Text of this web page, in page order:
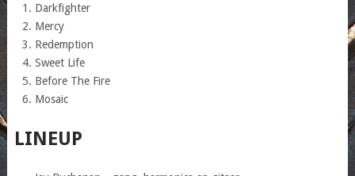
Darkfighter
Mercy
Redemption
Sweet Life
Before The Fire
Mosaic
LINEUP